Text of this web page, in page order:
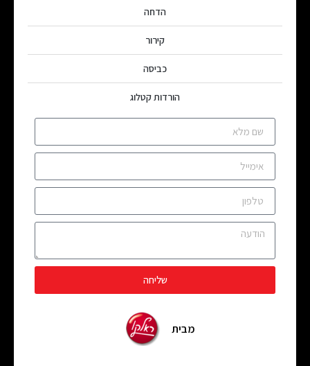
הדחה
קירור
כביסה
הורדות קטלוג
שליחה
מבית